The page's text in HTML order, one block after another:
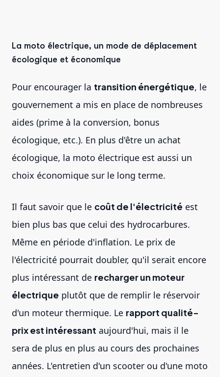
La moto électrique, un mode de déplacement
écologique et économique
Pour encourager la transition énergétique, le
gouvernement a mis en place de nombreuses
aides (prime à la conversion, bonus
écologique, etc.). En plus d'être un achat
écologique, la moto électrique est aussi un
choix économique sur le long terme.
Il faut savoir que le coût de l'électricité est
bien plus bas que celui des hydrocarbures.
Même en période d'inflation. Le prix de
l'électricité pourrait doubler, qu'il serait encore
plus intéressant de recharger un moteur
électrique plutôt que de remplir le réservoir
d'un moteur thermique. Le rapport qualité-
prix est intéressant aujourd'hui, mais il le
sera de plus en plus au cours des prochaines
années. L'entretien d'un scooter ou d'une moto